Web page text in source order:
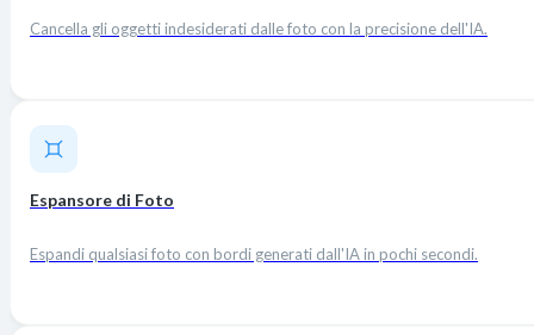
Cancella gli oggetti indesiderati dalle foto con la precisione dell'IA.
Espansore di Foto
Espandi qualsiasi foto con bordi generati dall'IA in pochi secondi.